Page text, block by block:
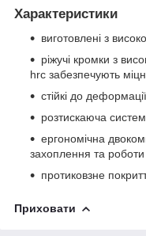
Характеристики
виготовлені з
ріжучі кромки з
hrc забезпечують
стійкі до деформації
розтискаюча
ергономічна
захоплення та роботи
протиковзне
Приховати